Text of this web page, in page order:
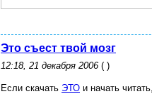
Это съест твой мозг
12:18, 21 декабря 2006 ( )
Если скачать ЭТО и начать